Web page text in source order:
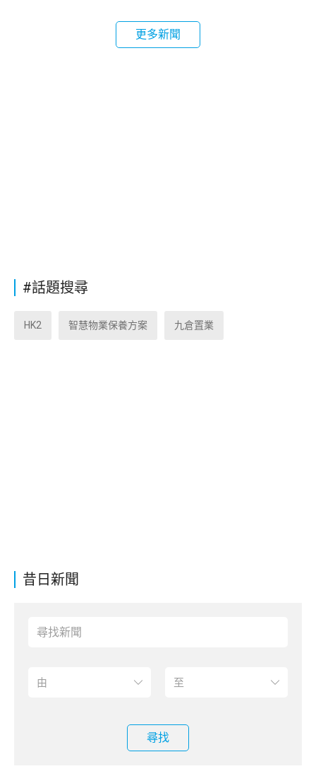
昔日新聞
尋找
更多新聞
#話題搜尋
HK2 智慧物業保養方案 九倉置業